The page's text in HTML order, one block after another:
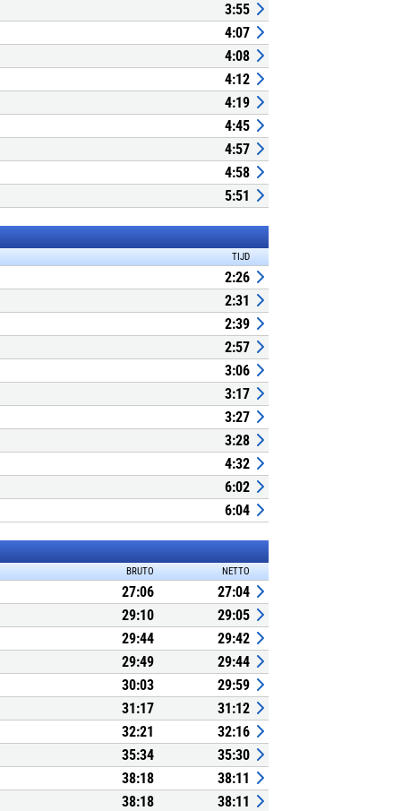
3:55
4:07
4:08
4:12
4:19
4:45
4:57
4:58
5:51
TIJD
2:26
2:31
2:39
2:57
3:06
3:17
3:27
3:28
4:32
6:02
6:04
BRUTO NETTO
27:06
27:04
29:10
29:05
29:44
29:42
29:49
29:44
30:03
29:59
31:17
31:12
32:21
32:16
35:34
35:30
38:18
38:11
38:18
38:11